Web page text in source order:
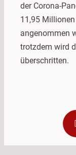
der Corona-
11,95
angenommen
trotzdem wird
überschritten.